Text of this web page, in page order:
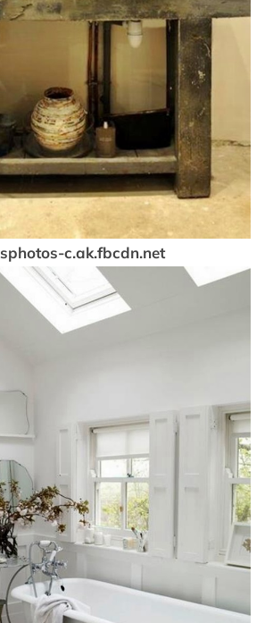
sphotos-c.ak.fbcdn.net